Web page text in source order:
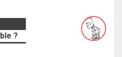
?